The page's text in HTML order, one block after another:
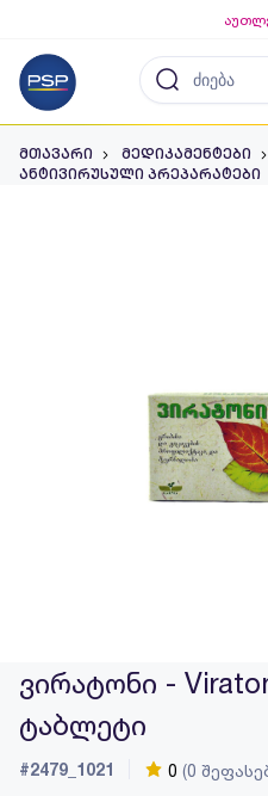
მთავარი მედიკამენტები
ანტივირუსული პრეპარატები
ვირატონი -
ტაბლეტი
#2479_1021 0 (0